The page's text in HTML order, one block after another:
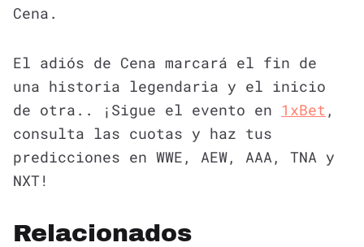
Cena.
El adiós de Cena marcará el fin de
una historia legendaria y el inicio
de otra.. ¡Sigue el evento en 1xBet ,
consulta las cuotas y haz tus
predicciones en WWE, AEW, AAA, TNA y
NXT!
Relacionados